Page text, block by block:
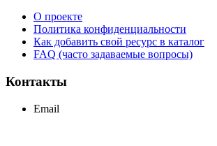
О проекте
Политика конфиденциальности
Как добавить свой ресурс в каталог
FAQ (часто задаваемые вопросы)
Контакты
Email